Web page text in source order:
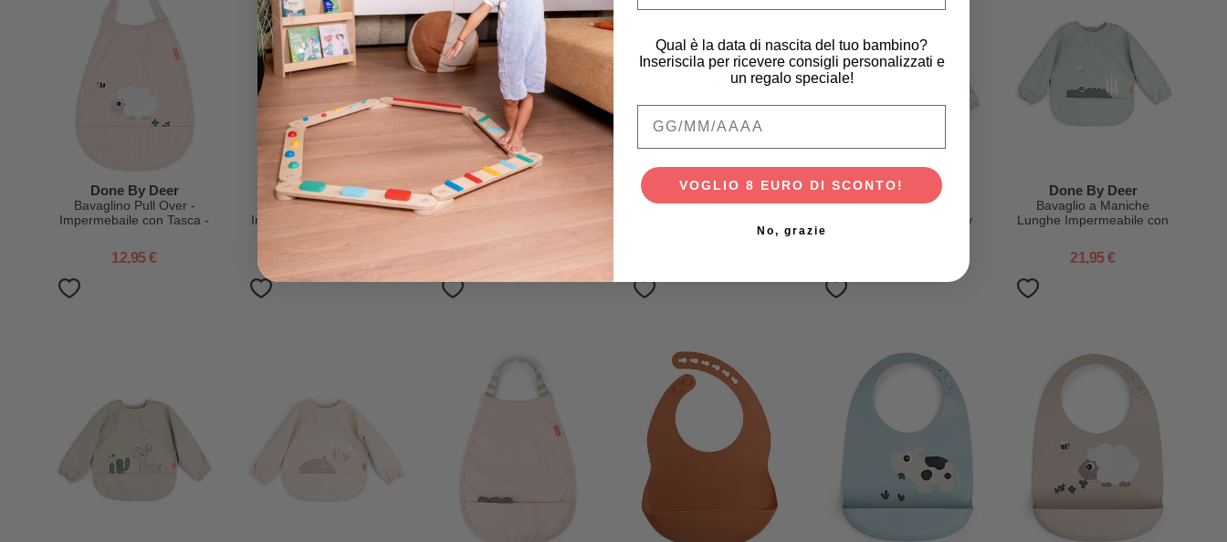
Done By Deer
Bavaglino Pull Over -
Impermebaile con Tasca -
12,95 €
tornato
Done By Deer
Bavaglino Pull Over -
Impermebaile con Tasca -
FlapJackKids
Bavaglino Reggiciuccio
Done By Deer
Bavaglio a Maniche
Farm - Blu - Impermeabile
Done By Deer
Bavaglio a Maniche
Lunghe con Tasca - Tiny
Done By Deer
Bavaglio a Maniche
Lunghe Impermeabile con
Certificato Oeko-Tex
21,95 €
Qual è la data di nascita del tuo bambino?
Inseriscila per ricevere consigli personalizzati e
un regalo speciale!
Qual è la data di nascita del tuo bambino?
VOGLIO 8 EURO DI SCONTO!
No, grazie